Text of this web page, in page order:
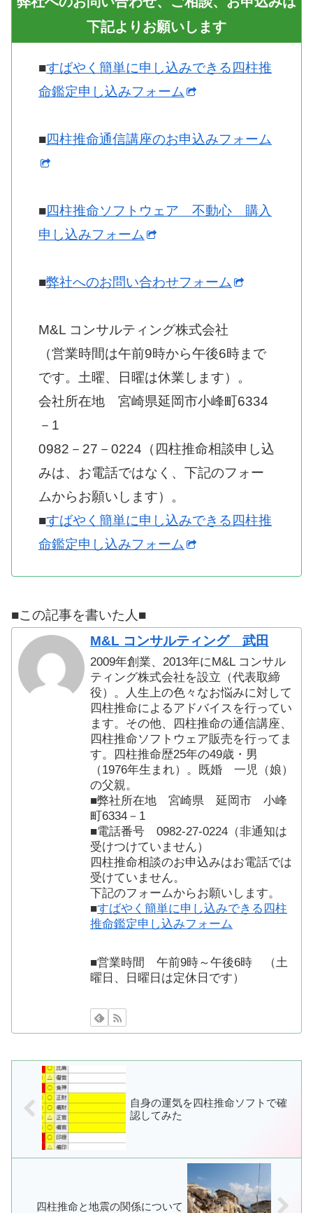
下記よりお願いします
■すばやく簡単に申し込みできる四柱推
命鑑定申し込みフォーム
■四柱推命通信講座のお申込みフォーム
■四柱推命ソフトウェア 不動心 購入
申し込みフォーム
■弊社へのお問い合わせフォーム
M&L コンサルティング株式会社
（営業時間は午前9時から午後6時まで
です。土曜、日曜は休業します）。
会社所在地 宮崎県延岡市小峰町6334
－1
0982－27－0224（四柱推命相談申し込
みは、お電話ではなく、下記のフォー
ムからお願いします）。
■すばやく簡単に申し込みできる四柱推
命鑑定申し込みフォーム
■この記事を書いた人■
M&L コンサルティング 武田
2009年創業、2013年にM&L コンサル
ティング株式会社を設立（代表取締
役）。人生上の色々なお悩みに対して
四柱推命によるアドバイスを行ってい
ます。その他、四柱推命の通信講座、
四柱推命ソフトウェア販売を行ってま
す。四柱推命歴25年の49歳・男
（1976年生まれ）。既婚 一児（娘）
の父親。
■弊社所在地 宮崎県 延岡市 小峰
町6334－1
■電話番号 0982-27-0224（非通知は
受けつけていません）
四柱推命相談のお申込みはお電話では
受けていません。
下記のフォームからお願いします。
■すばやく簡単に申し込みできる四柱
推命鑑定申し込みフォーム
■営業時間 午前9時～午後6時 （土
曜日、日曜日は定休日です）
自身の運気を四柱推命ソフトで確
認してみた
四柱推命と地震の関係について